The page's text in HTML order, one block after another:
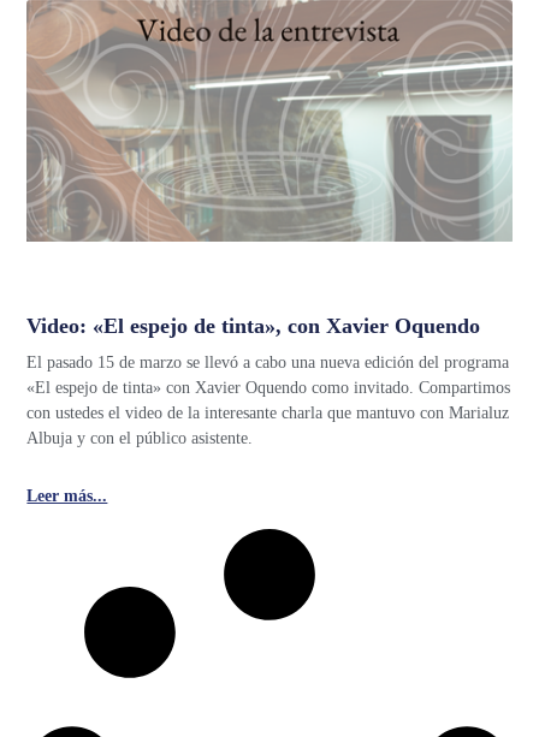
Video: «El espejo de tinta», con Xavier Oquendo
El pasado 15 de marzo se llevó a cabo una nueva edición del programa
«El espejo de tinta» con Xavier Oquendo como invitado. Compartimos
con ustedes el video de la interesante charla que mantuvo con Marialuz
Albuja y con el público asistente.
Leer más...